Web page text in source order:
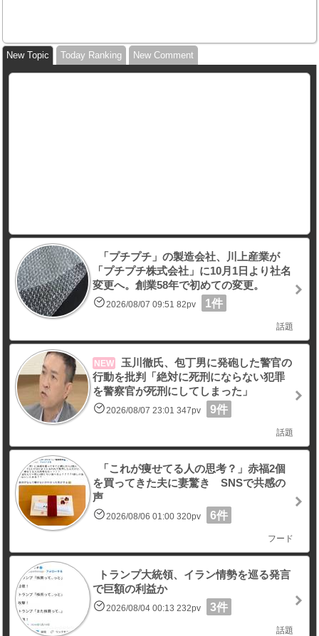
New Topic Today Ranking New Comment
「プチプチ」の製造会社、川上産業が
「プチプチ株式会社」に10月1日より社名
変更へ。創業58年で初めての変更。
2026/08/07 09:51 82pv 1件
話題
NEW
玉川徹氏、包丁男に発砲した警官の
行動を批判「絶対に死刑にならない犯罪
を警察官が死刑にしてしまった」
2026/08/07 23:01 347pv 9件
話題
「これが痩せてる人の思考？」赤福2個
を買ってきた夫に妻驚き SNSで共感の
声
2026/08/06 01:00 320pv 6件
フード
トランプ大統領、イラン情勢を巡る発言
で巨額の利益か
2026/08/04 00:13 232pv 3件
話題